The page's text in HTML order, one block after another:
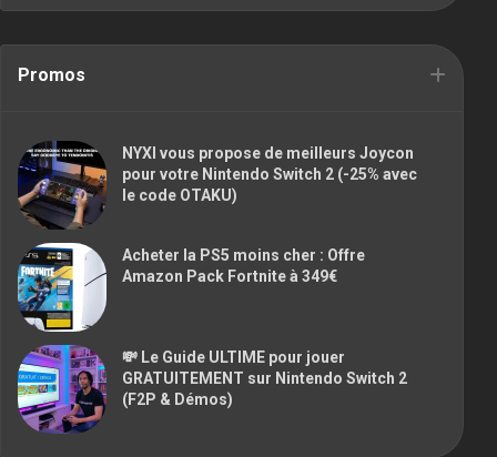
Promos
NYXI vous propose de meilleurs Joycon
pour votre Nintendo Switch 2 (-25% avec
le code OTAKU)
Acheter la PS5 moins cher : Offre
Amazon Pack Fortnite à 349€
💸 Le Guide ULTIME pour jouer
GRATUITEMENT sur Nintendo Switch 2
(F2P & Démos)